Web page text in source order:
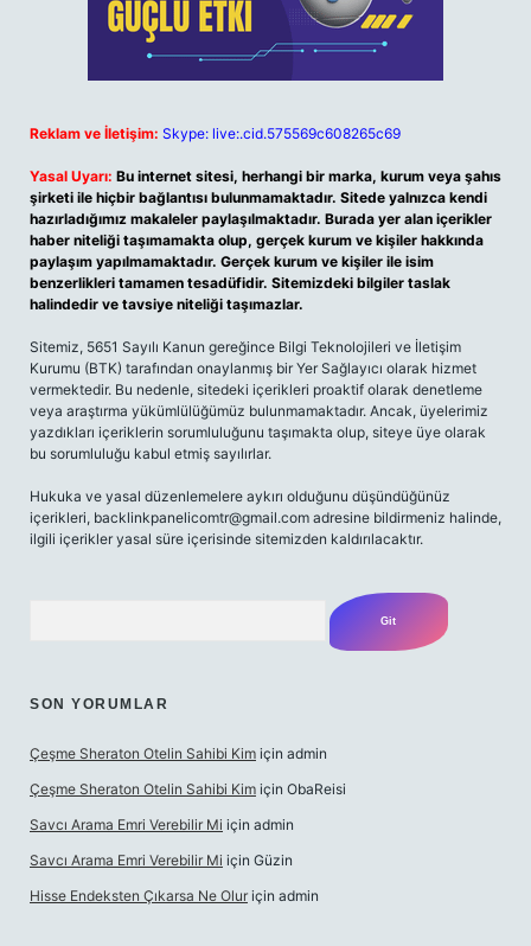
Reklam ve İletişim: Skype: live:.cid.575569c608265c69
Yasal Uyarı: Bu internet sitesi, herhangi bir marka, kurum veya şahıs
şirketi ile hiçbir bağlantısı bulunmamaktadır. Sitede yalnızca kendi
hazırladığımız makaleler paylaşılmaktadır. Burada yer alan içerikler
haber niteliği taşımamakta olup, gerçek kurum ve kişiler hakkında
paylaşım yapılmamaktadır. Gerçek kurum ve kişiler ile isim
benzerlikleri tamamen tesadüfidir. Sitemizdeki bilgiler taslak
halindedir ve tavsiye niteliği taşımazlar.
Sitemiz, 5651 Sayılı Kanun gereğince Bilgi Teknolojileri ve İletişim
Kurumu (BTK) tarafından onaylanmış bir Yer Sağlayıcı olarak hizmet
vermektedir. Bu nedenle, sitedeki içerikleri proaktif olarak denetleme
veya araştırma yükümlülüğümüz bulunmamaktadır. Ancak, üyelerimiz
yazdıkları içeriklerin sorumluluğunu taşımakta olup, siteye üye olarak
bu sorumluluğu kabul etmiş sayılırlar.
Hukuka ve yasal düzenlemelere aykırı olduğunu düşündüğünüz
içerikleri, backlinkpanelicomtr@gmail.com adresine bildirmeniz halinde,
ilgili içerikler yasal süre içerisinde sitemizden kaldırılacaktır.
SON YORUMLAR
Çeşme Sheraton Otelin Sahibi Kim için admin
Çeşme Sheraton Otelin Sahibi Kim için ObaReisi
Savcı Arama Emri Verebilir Mi için admin
Savcı Arama Emri Verebilir Mi için Güzin
Hisse Endeksten Çıkarsa Ne Olur için admin